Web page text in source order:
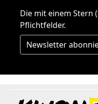
Die mit einem Stern
Pflichtfelder.
Newsletter